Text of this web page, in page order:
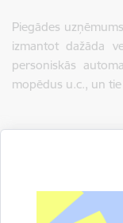
Piegādes
izmantot dažāda
personiskās
mopēdus u.c., un
2026. gada